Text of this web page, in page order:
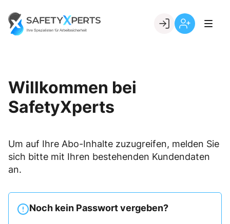
content
Go to landing page.
Willkommen bei
SafetyXperts
Um auf Ihre Abo-Inhalte zuzugreifen, melden Sie
sich bitte mit Ihren bestehenden Kundendaten
an.
Noch kein Passwort vergeben?